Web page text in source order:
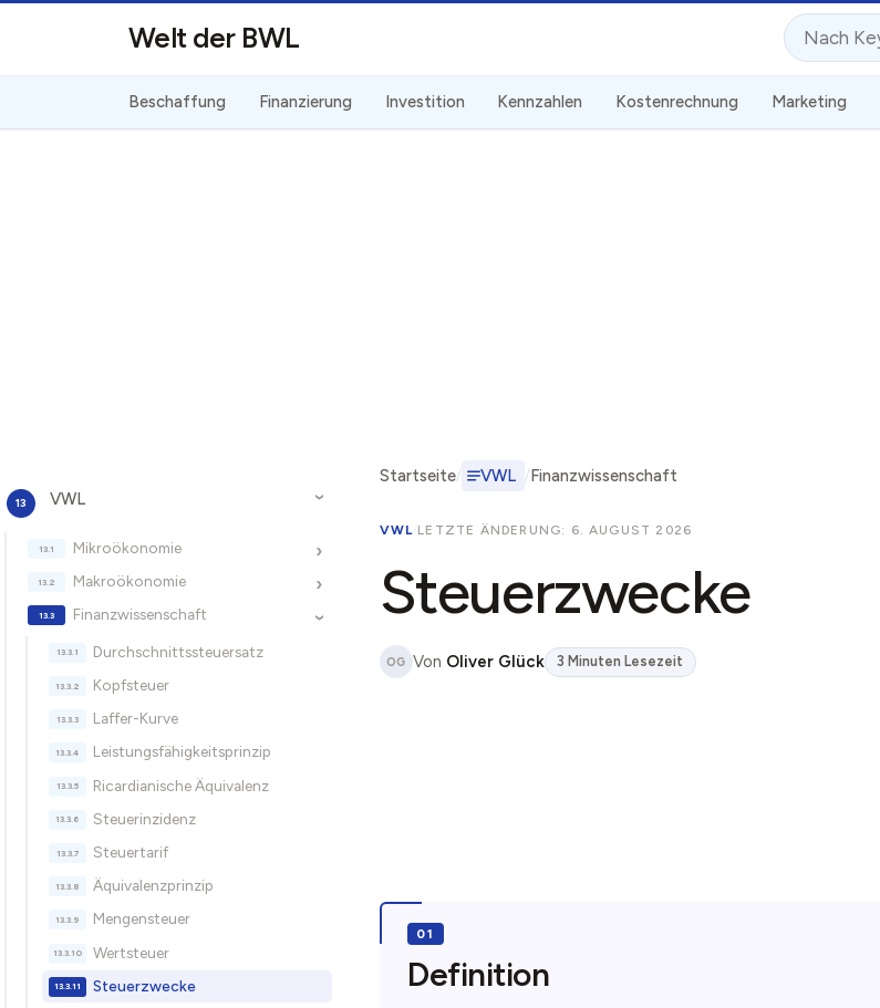
Welt der BWL Suche
Beschaffung Finanzierung Investition Kennzahlen Kostenrechnung Marketing
›
VWL
›
Mikroökonomie
›
Makroökonomie
›
Finanzwissenschaft
Durchschnittssteuersatz
Kopfsteuer
Laffer-Kurve
Leistungsfähigkeitsprinzip
Ricardianische Äquivalenz
Steuerinzidenz
Steuertarif
Äquivalenzprinzip
Mengensteuer
Wertsteuer
Steuerzwecke
Startseite VWL Finanzwissenschaft
VWL· LETZTE ÄNDERUNG: 6. AUGUST 2026
Steuerzwecke
OG Von Oliver Glück 3 Minuten Lesezeit
Definition